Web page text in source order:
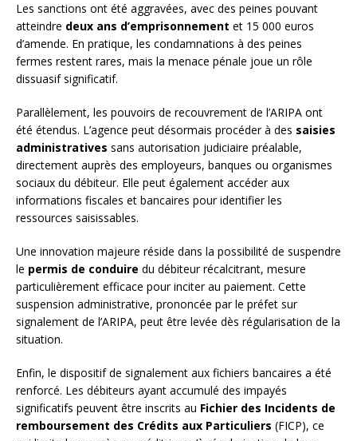
Les sanctions ont été aggravées, avec des peines pouvant
atteindre deux ans d’emprisonnement et 15 000 euros
d’amende. En pratique, les condamnations à des peines
fermes restent rares, mais la menace pénale joue un rôle
dissuasif significatif.
Parallèlement, les pouvoirs de recouvrement de l’ARIPA ont
été étendus. L’agence peut désormais procéder à des saisies
administratives sans autorisation judiciaire préalable,
directement auprès des employeurs, banques ou organismes
sociaux du débiteur. Elle peut également accéder aux
informations fiscales et bancaires pour identifier les
ressources saisissables.
Une innovation majeure réside dans la possibilité de suspendre
le permis de conduire du débiteur récalcitrant, mesure
particulièrement efficace pour inciter au paiement. Cette
suspension administrative, prononcée par le préfet sur
signalement de l’ARIPA, peut être levée dès régularisation de la
situation.
Enfin, le dispositif de signalement aux fichiers bancaires a été
renforcé. Les débiteurs ayant accumulé des impayés
significatifs peuvent être inscrits au Fichier des Incidents de
remboursement des Crédits aux Particuliers (FICP), ce